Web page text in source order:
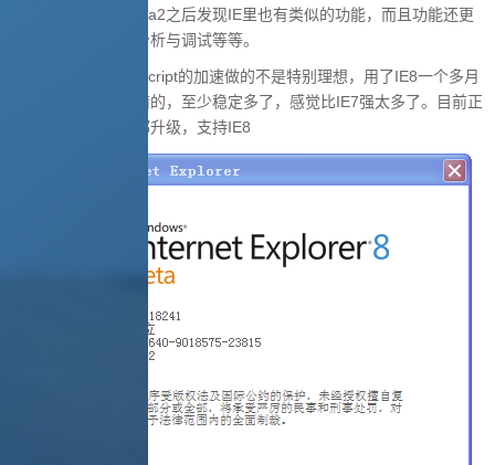
间把IE升级到IE8bata2之后发现IE里也有类似的功能，而且功能还更
强大，支持脚本的分析与调试等等。
不过好像IE8对javascript的加速做的不是特别理想，用了IE8一个多月
了，感觉还是挺不错的，至少稳定多了，感觉比IE7强太多了。目前正
准备把相关的应用都升级，支持IE8